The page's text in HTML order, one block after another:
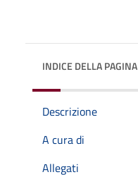
INDICE DELLA PAGINA
Descrizione
A cura di
Allegati